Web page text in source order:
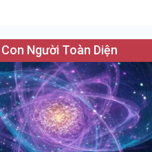
Người Toàn Diện